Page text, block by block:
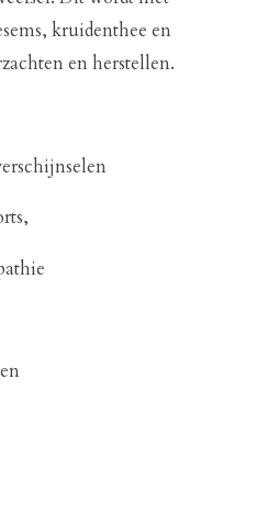
kruidenthee en
en herstellen.